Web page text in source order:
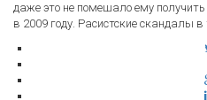
даже это не помешало ему получить
в 2009 году. Расистские скандалы